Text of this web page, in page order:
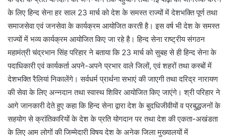
के लिए हिन्द सेना हर साल 23 मार्च को देश के समस्त राज्यों में देशभक्ति पूर्ण तथा
समाजसेवा एवं जनसेवा के कार्यक्रम आयोजित करती है। इस वर्ष भी देश के समस्त
राज्यों में भव्य कार्यक्रम आयोजित किए जा रहे है। हिन्द सेना राष्ट्रीय संगठन
महामंत्री चंद्रभान सिंह परिहार ने बताया कि 23 मार्च को सुबह से ही हिन्द सेना के
पदाधिकारी एवं कार्यकर्ता अपने-अपने प्रभार वाले जिलों, एवं शहरों तथा कस्बों में
देशभक्ति रैलियां निकालेंगे। सर्वधर्म प्रार्थना सभाएं की जाएगी तथा दरिद्र नारायण
की सेवा के लिए अन्नदान तथा स्वास्थ शिविर आयोजित किए जाएंगे। श्री परिहार ने
आगे जानकारी देते हुए कहा कि हिन्द सेना द्वारा देश के बुदधिजीवीयों व प्रबुद्धजनों के
सहयोग से क्रांतिकारियों के देश के प्रति योगदान पर तथा देश की एकता-अखंडता
के लिए आम लोगों की जिम्मेदारी विषय देश के अनेक जिला मुख्यालयों में